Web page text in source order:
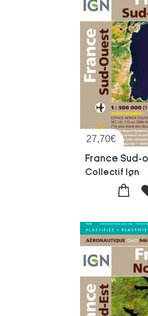
27,70€
Collectif Ign